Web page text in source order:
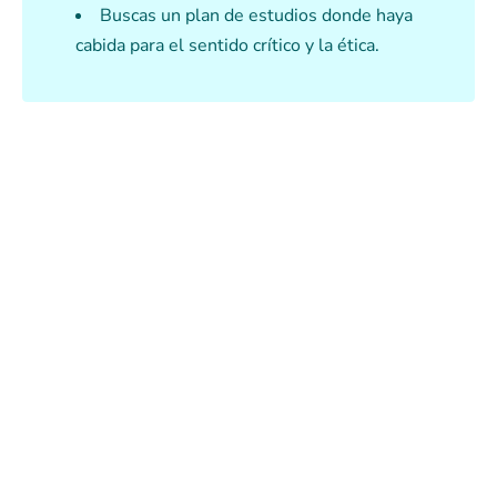
Buscas un plan de estudios donde haya
cabida para el sentido crítico y la ética.